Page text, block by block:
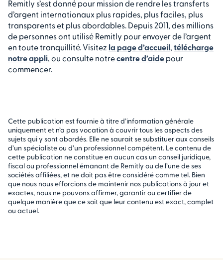
Remitly s’est donné pour mission de rendre les transferts
d’argent internationaux plus rapides, plus faciles, plus
transparents et plus abordables. Depuis 2011, des millions
de personnes ont utilisé Remitly pour envoyer de l’argent
en toute tranquillité. Visitez la page d’accueil, télécharge
notre appli, ou consulte notrecentre d’aide pour
commencer.
Cette publication est fournie à titre d’information générale
uniquement et n’a pas vocation à couvrir tous les aspects des
sujets qui y sont abordés. Elle ne saurait se substituer aux conseils
d’un spécialiste ou d’un professionnel compétent. Le contenu de
cette publication ne constitue en aucun cas un conseil juridique,
fiscal ou professionnel émanant de Remitly ou de l’une de ses
sociétés affiliées, et ne doit pas être considéré comme tel. Bien
que nous nous efforcions de maintenir nos publications à jour et
exactes, nous ne pouvons affirmer, garantir ou certifier de
quelque manière que ce soit que leur contenu est exact, complet
ou actuel.